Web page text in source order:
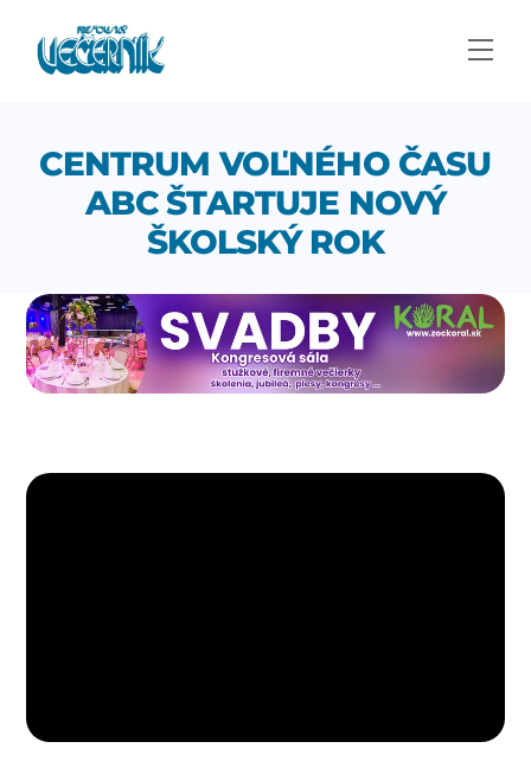
content
CENTRUM VOĽNÉHO ČASU
ABC ŠTARTUJE NOVÝ
ŠKOLSKÝ ROK